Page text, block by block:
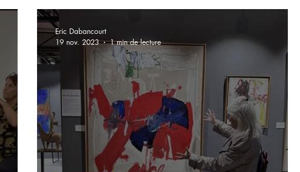
& dessin contemporain
Eau-forte Gravure
Eric Dabancourt
19 nov. 2023
1 min de lecture